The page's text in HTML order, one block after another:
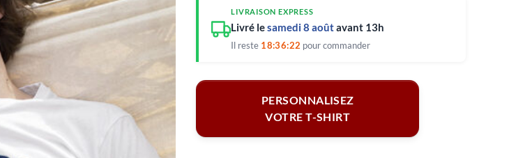
LIVRAISON EXPRESS
Livré lesamedi 8 aoûtavant 13h
Il reste 18:36:21 pour commander
PERSONNALISEZ
VOTRE T-SHIRT